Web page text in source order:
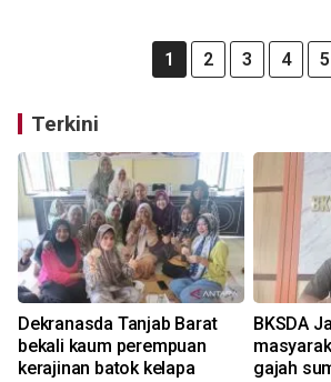
1 2 3 4 5
Terkini
Dekranasda Tanjab Barat
bekali kaum perempuan
kerajinan batok kelapa
BKSDA
gajah